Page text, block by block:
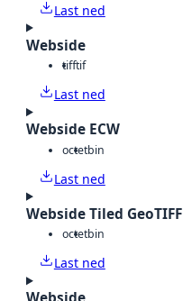
Last ned
Webside
tifftif
Last ned
Webside ECW
octetbin
Last ned
Webside Tiled GeoTIFF
octetbin
Last ned